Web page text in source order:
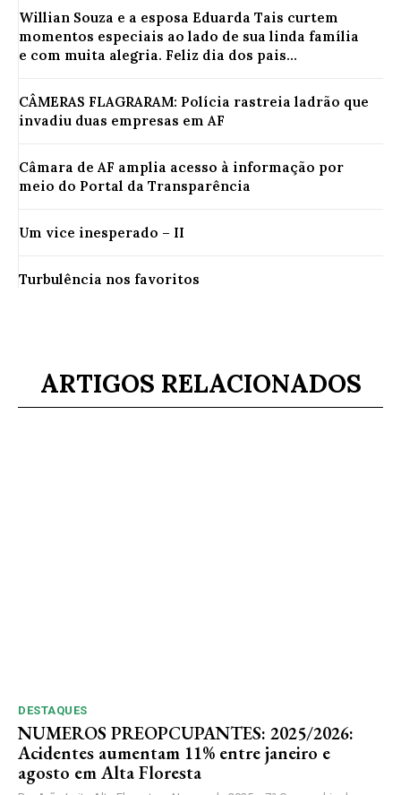
Willian Souza e a esposa Eduarda Tais curtem
momentos especiais ao lado de sua linda família
e com muita alegria. Feliz dia dos pais...
CÂMERAS FLAGRARAM: Polícia rastreia ladrão que
invadiu duas empresas em AF
Câmara de AF amplia acesso à informação por
meio do Portal da Transparência
Um vice inesperado – II
Turbulência nos favoritos
ARTIGOS RELACIONADOS
DESTAQUES
NUMEROS PREOPCUPANTES: 2025/2026:
Acidentes aumentam 11% entre janeiro e
agosto em Alta Floresta